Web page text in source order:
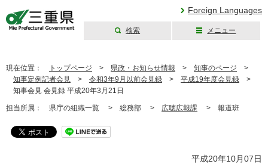
Foreign Languages
検索 メニュー
現在位置： トップページ > 県政・お知らせ情報 > 知事のページ >
知事定例記者会見 > 令和3年9月以前会見録 > 平成19年度会見録 >
知事会見 会見録 平成20年3月21日
担当所属： 県庁の組織一覧 > 総務部 > 広聴広報課 > 報道班
平成20年10月07日